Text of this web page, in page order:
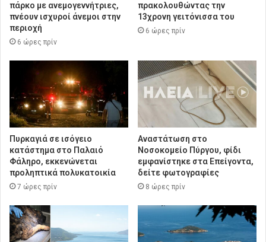
πάρκο με ανεμογεννήτριες,
πνέουν ισχυροί άνεμοι στην
περιοχή
6 ώρες πρίν
πρακολουθώντας την
13χρονη γειτόνισσα του
6 ώρες πρίν
Πυρκαγιά σε ισόγειο
κατάστημα στο Παλαιό
Φάληρο, εκκενώνεται
προληπτικά πολυκατοικία
7 ώρες πρίν
Αναστάτωση στο
Νοσοκομείο Πύργου, φίδι
εμφανίστηκε στα Επείγοντα,
δείτε φωτογραφίες
8 ώρες πρίν